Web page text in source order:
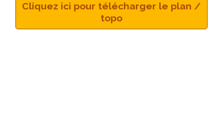
Cliquez ici pour télécharger le plan /
topo